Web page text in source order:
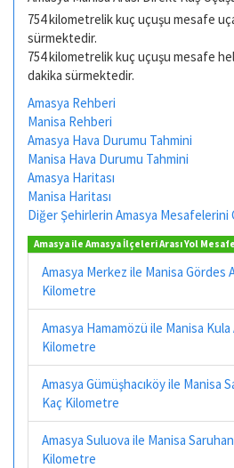
754 kilometrelik kuç uçuşu mesafe
sürmektedir.
754 kilometrelik kuç uçuşu mesafe
dakika sürmektedir.
Amasya Rehberi
Manisa Rehberi
Amasya Hava Durumu Tahmini
Manisa Hava Durumu Tahmini
Amasya Haritası
Manisa Haritası
Diğer Şehirlerin Amasya Mesafelerini
Amasya ile Amasya İlçeleri Arası Yol
Amasya Merkez ile Manisa Gördes
Kilometre
Amasya Hamamözü ile Manisa Kula
Kilometre
Amasya Gümüşhacıköy ile Manisa
Kaç Kilometre
Amasya Suluova ile Manisa
Kilometre